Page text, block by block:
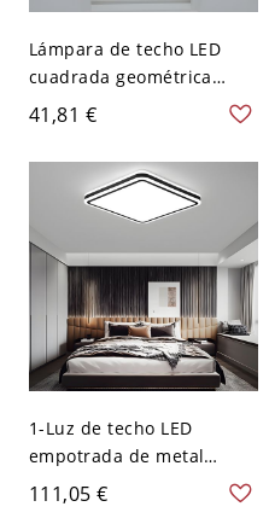
Lámpara de techo LED
cuadrada geométrica
minimalista, plafón de
perfil bajo con pantalla
acrílica - 110 A 120 V
19,05 cm Blanco
41,81 €
1-Luz de techo LED
empotrada de metal
ligero, estilo moderno,
geométrica, plafón de
111,05 €